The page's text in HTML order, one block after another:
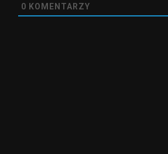
0 KOMENTARZY